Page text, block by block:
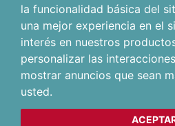
la funcionalidad básica del
una mejor experiencia en el
interés en nuestros
personalizar las
mostrar anuncios que sean
usted.